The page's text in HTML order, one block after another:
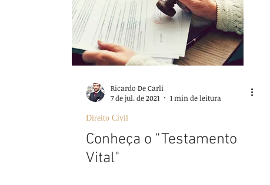
e Plano de Saúde Direito Administrativo Direito Penal
Ricardo De Carli
7 de jul. de 2021
1 min de leitura
Direito Civil
Conheça o "Testamento
Vital"